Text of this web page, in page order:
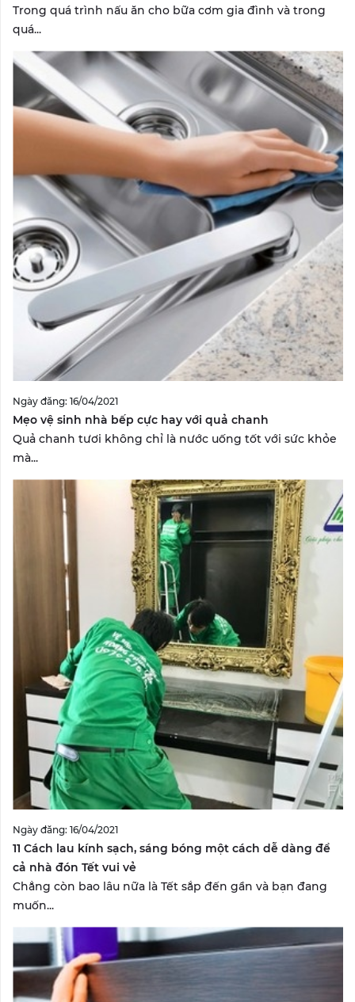
Trong quá trình nấu ăn cho bữa cơm gia đình và trong
quá...
Ngày đăng: 16/04/2021
Mẹo vệ sinh nhà bếp cực hay với quả chanh
Quả chanh tươi không chỉ là nước uống tốt với sức khỏe
mà...
Ngày đăng: 16/04/2021
11 Cách lau kính sạch, sáng bóng một cách dễ dàng để
cả nhà đón Tết vui vẻ
Chẳng còn bao lâu nữa là Tết sắp đến gần và bạn đang
muốn...